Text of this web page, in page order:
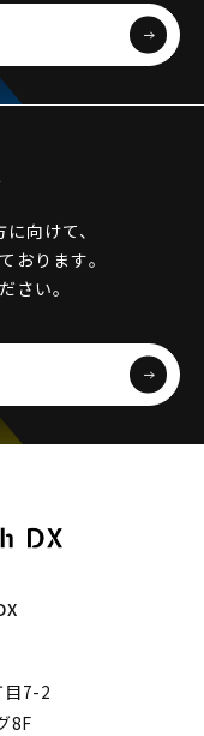
向けて、
おります。
さい。
目7-2
8F